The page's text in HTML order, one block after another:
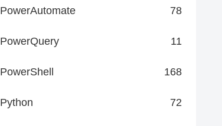
PowerAutomate 78
PowerQuery 11
PowerShell 168
Python 72